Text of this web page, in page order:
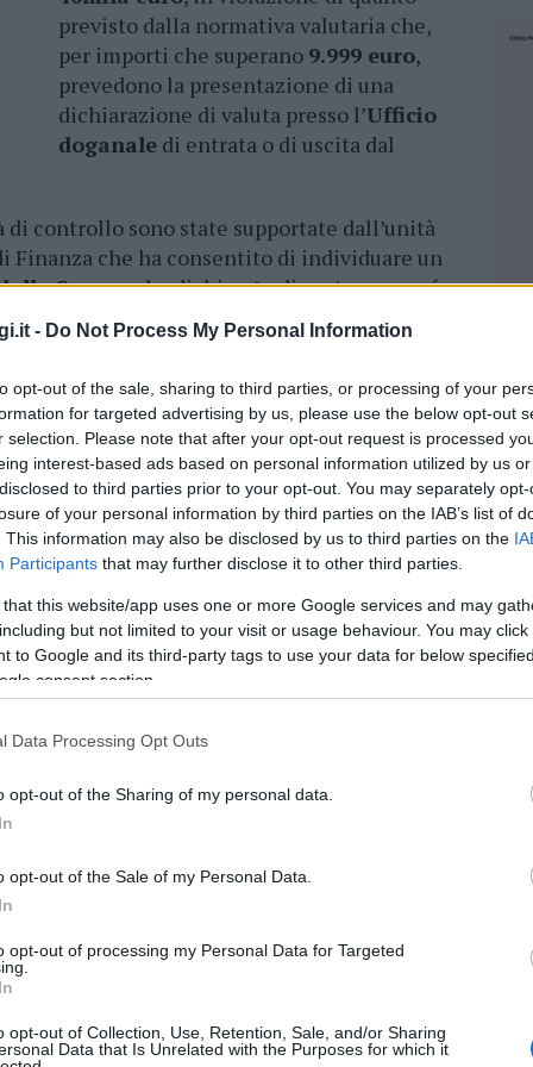
- Do Not Process My Personal Information
opt-out of the sale, sharing to third parties, or processing of your
for targeted advertising by us, please use the below opt-out
selection. Please note that after your opt-out request is processed
interest-based ads based on personal information utilized by us
to third parties prior to your opt-out. You may separately
of your personal information by third parties on the IAB’s list of
This information may also be disclosed by us to third parties on the
Participants that may further disclose it to other third parties.
that this website/app uses one or more Google services and may
but not limited to your visit or usage behaviour. You may
to Google and its third-party tags to use your data for below
consent section.
Data Processing Opt Outs
opt-out of the Sharing of my personal data.
opt-out of the Sale of my Personal Data.
opt-out of processing my Personal Data for Targeted
opt-out of Collection, Use, Retention, Sale, and/or Sharing
Data that Is Unrelated with the Purposes for which it
previsto dalla normativa valutaria che,
per importi che superano 9.999 euro,
prevedono la presentazione di una
dichiarazione di valuta presso l’Ufficio
doganale di entrata o di uscita dal
controllo sono state supportate dall’unità
Finanza che ha consentito di individuare un
Spagna, ha dichiarato di portare con sé
dei casinò iberici mentre, da un
, metà dei quali non dichiarati.
doganali e della
Guardia di Finanza
è
di cittadinanza italiana che ha scelto di
sede, oltre che di bellezze naturali e
sempre più meta turistica dagli
provare emozioni più forti ricorrendo
negli ultimi anni, un vero e proprio
dei funzionari doganali e dellaGuardia di
residente in Svizzera che ha dichiarato
“dimenticando” di essere in possesso di
corso delle attività di controllo sulbagaglio
della facoltà di effettuare l’oblazione
sanzione in misura ridotta,
di 10mila euro nel primo caso e al